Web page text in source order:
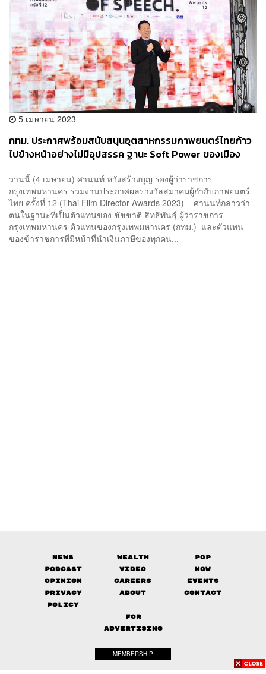
5 เมษายน 2023
กทม. ประกาศพร้อมสนับสนุนอุตสาหกรรมภาพยนตร์ไทยก้าว
ไปข้างหน้าอย่างไม่มีอุปสรรค ฐานะ Soft Power ของเมือง
วานนี้ (4 เมษายน) ศานนท์ หวังสร้างบุญ รองผู้ว่าราชการ
กรุงเทพมหานคร ร่วมงานประกาศผลรางวัลสมาคมผู้กำกับภาพยนตร์
ไทย ครั้งที่ 12 (Thai Film Director Awards 2023) ศานนท์กล่าวว่า
ตนในฐานะที่เป็นตัวแทนของ ชัชชาติ สิทธิพันธุ์ ผู้ว่าราชการ
กรุงเทพมหานคร ตัวแทนของกรุงเทพมหานคร (กทม.) และตัวแทน
ของข้าราชการที่มีหน้าที่นำเงินภาษีของทุกคน...
News Wealth
Pop
Podcast
Video
Now
Opinion
Careers
Events
Privacy
Policy
About Contact
FOR
ADVERTISING
MEMBERSHIP